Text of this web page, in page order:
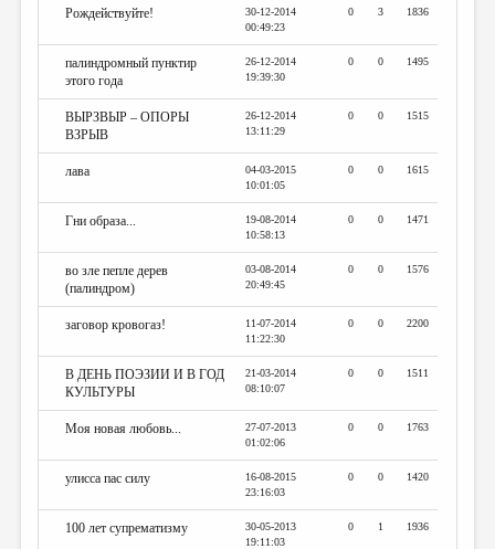
Рождействуйте!
30-12-2014
00:49:23
0 3 1836
палиндромный пунктир
этого года
26-12-2014
19:39:30
0 0 1495
ВЫРЗВЫР – ОПОРЫ
ВЗРЫВ
26-12-2014
13:11:29
0 0 1515
лава
04-03-2015
10:01:05
0 0 1615
Гни образа...
19-08-2014
10:58:13
0 0 1471
во зле пепле дерев
(палиндром)
03-08-2014
20:49:45
0 0 1576
заговор кровогаз!
11-07-2014
11:22:30
0 0 2200
В ДЕНЬ ПОЭЗИИ И В ГОД
КУЛЬТУРЫ
21-03-2014
08:10:07
0 0 1511
Моя новая любовь...
27-07-2013
01:02:06
0 0 1763
улисса пас силу
16-08-2015
23:16:03
0 0 1420
100 лет супрематизму
30-05-2013
19:11:03
0 1 1936